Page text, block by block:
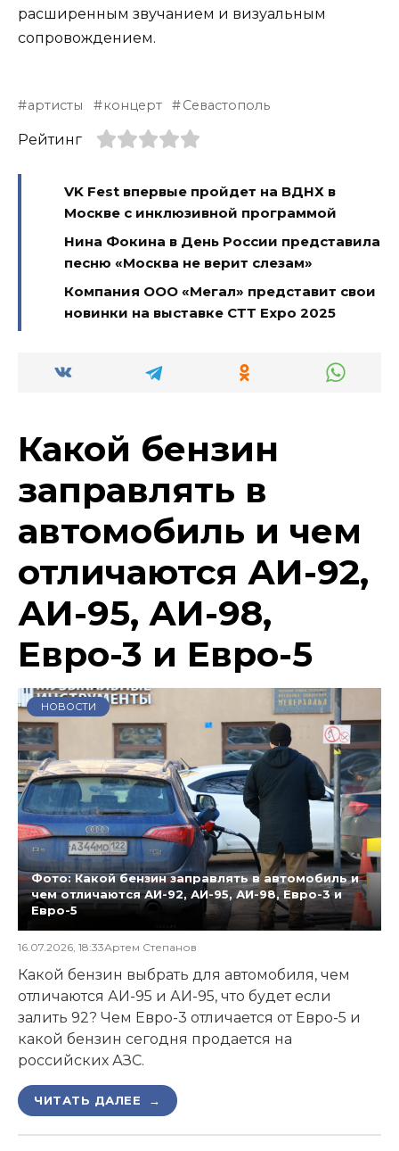
расширенным звучанием и визуальным
сопровождением.
артисты концерт Севастополь
Рейтинг
VK Fest впервые пройдет на ВДНХ в
Москве с инклюзивной программой
Нина Фокина в День России представила
песню «Москва не верит слезам»
Компания ООО «Мегал» представит свои
новинки на выставке СТТ Expo 2025
Какой бензин
заправлять в
автомобиль и чем
отличаются АИ-92,
АИ-95, АИ-98,
Евро-3 и Евро-5
НОВОСТИ
Фото: Какой бензин заправлять в автомобиль и
чем отличаются АИ-92, АИ-95, АИ-98, Евро-3 и
Евро-5
16.07.2026, 18:33Артем Степанов
Какой бензин выбрать для автомобиля, чем
отличаются АИ-95 и АИ-95, что будет если
залить 92? Чем Евро-3 отличается от Евро-5 и
какой бензин сегодня продается на
российских АЗС.
ЧИТАТЬ ДАЛЕЕ →